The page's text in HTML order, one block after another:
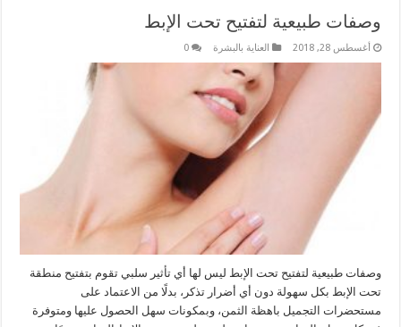
وصفات طبيعية لتفتيح تحت الإبط
أغسطس 28, 2018 العناية بالبشرة 0
وصفات طبيعية لتفتيح تحت الإبط ليس لها أي تأثير سلبي تقوم بتفتيح منطقة
تحت الإبط بكل سهولة دون أي أضرار تذكر، بدلًا من الاعتماد على
مستحضرات التجميل باهظة الثمن، وبمكونات سهل الحصول عليها ومتوفرة